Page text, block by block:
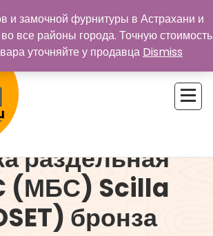
раздельная
(МБС) Scilla
бронза
и замочной фурнитуры в Астрахани и
все районы города. Точную стоимость
уточняйте у продавца Dismiss